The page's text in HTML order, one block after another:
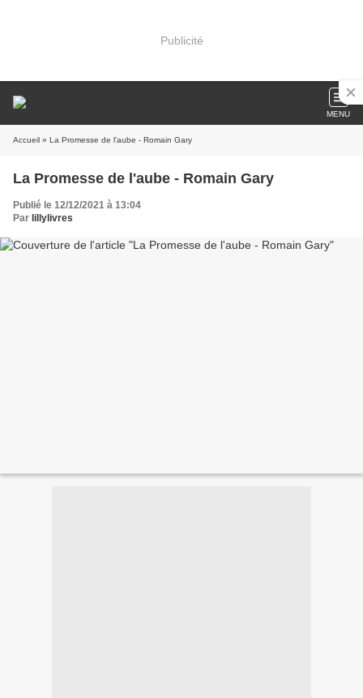
Publicité
MENU
Accueil » La Promesse de l'aube - Romain Gary
La Promesse de l'aube - Romain Gary
Publié le 12/12/2021 à 13:04
Par lillylivres